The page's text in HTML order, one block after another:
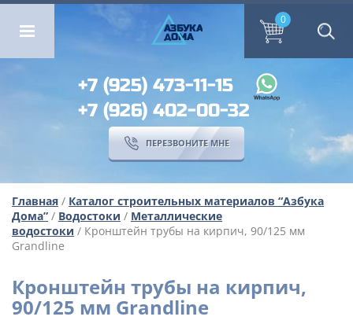
ОМА ПЕРЕЗВОНИТЕ МНЕ
ОМА
АЗБУКА
0
+7 (925) 473-11-15
+7 (926) 402-00-32
ПЕРЕЗВОНИТЕ МНЕ
Главная / Каталог строительных материалов “Азбука
Дома” / Водостоки / Металлические
водостоки / Кронштейн трубы на кирпич, 90/125 мм
Grandline
Кронштейн трубы на кирпич,
90/125 мм Grandline